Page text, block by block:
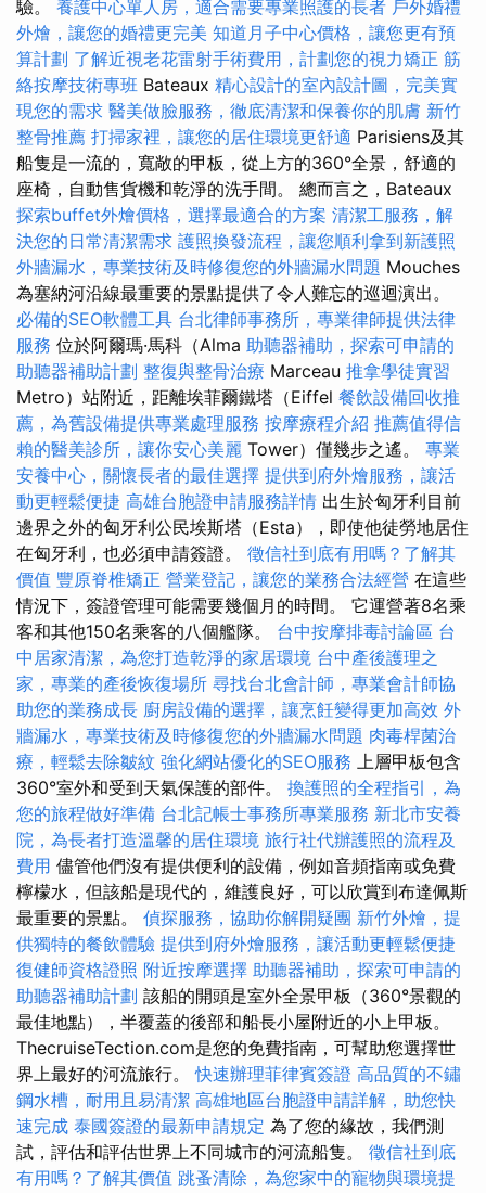
驗。 養護中心單人房，適合需要專業照護的長者 戶外婚禮
外燴，讓您的婚禮更完美 知道月子中心價格，讓您更有預
算計劃 了解近視老花雷射手術費用，計劃您的視力矯正 筋
絡按摩技術專班 Bateaux 精心設計的室內設計圖，完美實
現您的需求 醫美做臉服務，徹底清潔和保養你的肌膚 新竹
整骨推薦 打掃家裡，讓您的居住環境更舒適 Parisiens及其
船隻是一流的，寬敞的甲板，從上方的360°全景，舒適的
座椅，自動售貨機和乾淨的洗手間。 總而言之，Bateaux
探索buffet外燴價格，選擇最適合的方案 清潔工服務，解
決您的日常清潔需求 護照換發流程，讓您順利拿到新護照
外牆漏水，專業技術及時修復您的外牆漏水問題 Mouches
為塞納河沿線最重要的景點提供了令人難忘的巡迴演出。
必備的SEO軟體工具 台北律師事務所，專業律師提供法律
服務 位於阿爾瑪·馬科（Alma 助聽器補助，探索可申請的
助聽器補助計劃 整復與整骨治療 Marceau 推拿學徒實習
Metro）站附近，距離埃菲爾鐵塔（Eiffel 餐飲設備回收推
薦，為舊設備提供專業處理服務 按摩療程介紹 推薦值得信
賴的醫美診所，讓你安心美麗 Tower）僅幾步之遙。 專業
安養中心，關懷長者的最佳選擇 提供到府外燴服務，讓活
動更輕鬆便捷 高雄台胞證申請服務詳情 出生於匈牙利目前
邊界之外的匈牙利公民埃斯塔（Esta），即使他徒勞地居住
在匈牙利，也必須申請簽證。 徵信社到底有用嗎？了解其
價值 豐原脊椎矯正 營業登記，讓您的業務合法經營 在這些
情況下，簽證管理可能需要幾個月的時間。 它運營著8名乘
客和其他150名乘客的八個艦隊。 台中按摩排毒討論區 台
中居家清潔，為您打造乾淨的家居環境 台中產後護理之
家，專業的產後恢復場所 尋找台北會計師，專業會計師協
助您的業務成長 廚房設備的選擇，讓烹飪變得更加高效 外
牆漏水，專業技術及時修復您的外牆漏水問題 肉毒桿菌治
療，輕鬆去除皺紋 強化網站優化的SEO服務 上層甲板包含
360°室外和受到天氣保護的部件。 換護照的全程指引，為
您的旅程做好準備 台北記帳士事務所專業服務 新北市安養
院，為長者打造溫馨的居住環境 旅行社代辦護照的流程及
費用 儘管他們沒有提供便利的設備，例如音頻指南或免費
檸檬水，但該船是現代的，維護良好，可以欣賞到布達佩斯
最重要的景點。 偵探服務，協助你解開疑團 新竹外燴，提
供獨特的餐飲體驗 提供到府外燴服務，讓活動更輕鬆便捷
復健師資格證照 附近按摩選擇 助聽器補助，探索可申請的
助聽器補助計劃 該船的開頭是室外全景甲板（360°景觀的
最佳地點），半覆蓋的後部和船長小屋附近的小上甲板。
ThecruiseTection.com是您的免費指南，可幫助您選擇世
界上最好的河流旅行。快速辦理菲律賓簽證 高品質的不鏽
鋼水槽，耐用且易清潔 高雄地區台胞證申請詳解，助您快
速完成 泰國簽證的最新申請規定 為了您的緣故，我們測
試，評估和評估世界上不同城市的河流船隻。 徵信社到底
有用嗎？了解其價值 跳蚤清除，為您家中的寵物與環境提